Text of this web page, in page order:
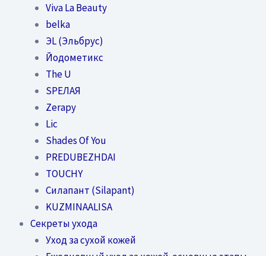
Viva La Beauty
belka
ЭL (Эльбрус)
Йодометикс
The U
SPEЛАЯ
Zerapy
Lic
Shades Of You
PREDUBEZHDAI
TOUCHY
Силапант (Silapant)
KUZMINAALISA
Секреты ухода
Уход за сухой кожей